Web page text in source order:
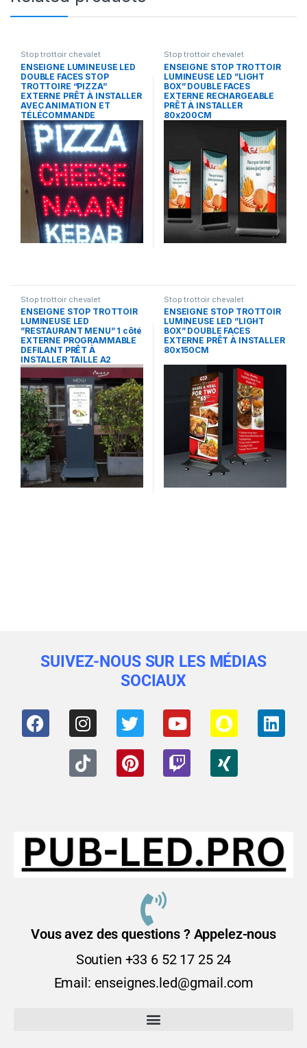
Stop trottoir chevalet
ENSEIGNE LUMINEUSE LED
DOUBLE FACES STOP
TROTTOIRE “PIZZA”
EXTERNE PRÊT À INSTALLER
AVEC ANIMATION ET
TÉLÉCOMMANDE
RECHARGEABLE 130X33cm
Stop trottoir chevalet
ENSEIGNE STOP TROTTOIR
LUMINEUSE LED ”LIGHT
BOX” DOUBLE FACES
EXTERNE RECHARGEABLE
PRÊT À INSTALLER
80x200CM
Stop trottoir chevalet
ENSEIGNE STOP TROTTOIR
LUMINEUSE LED
”RESTAURANT MENU” 1 côté
EXTERNE PROGRAMMABLE
DEFILANT PRÊT À
INSTALLER TAILLE A2
Stop trottoir chevalet
ENSEIGNE STOP TROTTOIR
LUMINEUSE LED ”LIGHT
BOX” DOUBLE FACES
EXTERNE PRÊT À INSTALLER
80x150CM
SUIVEZ-NOUS SUR LES MÉDIAS
SOCIAUX
Vous avez des questions ? Appelez-nous
Soutien +33 6 52 17 25 24
Email: enseignes.led@gmail.com